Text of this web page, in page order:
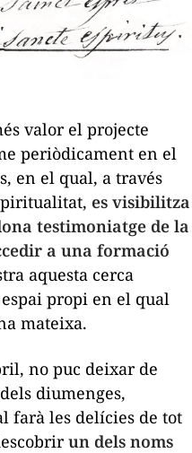
valor el projecte
periòdicament en el
en el qual, a través
es visibilitza
testimoniatge de la
a una formació
aquesta cerca
propi en el qual
mateixa.
no puc deixar de
diumenges,
farà les delícies de tot
un dels noms